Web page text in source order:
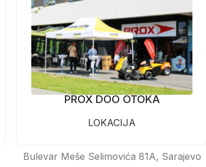
PROX DOO OTOKA
LOKACIJA
Bulevar Meše Selimovića 81A, Sarajevo